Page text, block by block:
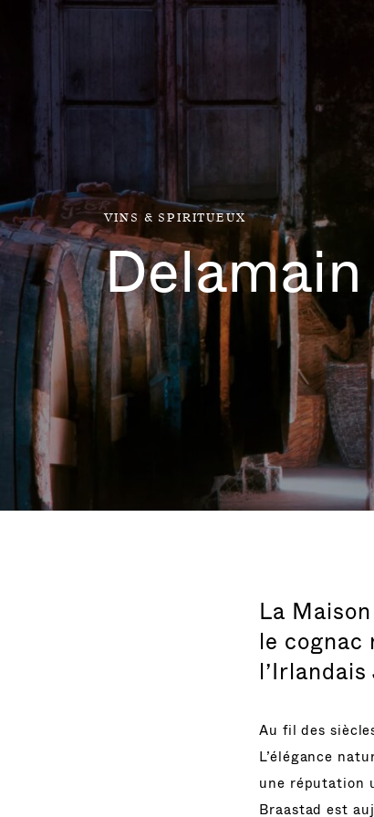
Aller directement au contenu
VINS & SPIRITUEUX
Delamain
La
le cognac
Au fil des
L’élégance
une réputation
Braastad est